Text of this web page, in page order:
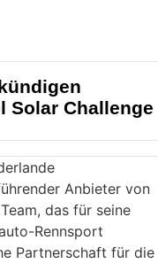
Solar Challenge
Anbieter von
das für seine
Rennsport
Partnerschaft für die